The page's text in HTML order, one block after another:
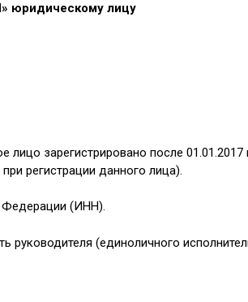
юридическому лицу
зарегистрировано после 01.01.2017
регистрации данного лица).
Федерации (ИНН).
(единоличного